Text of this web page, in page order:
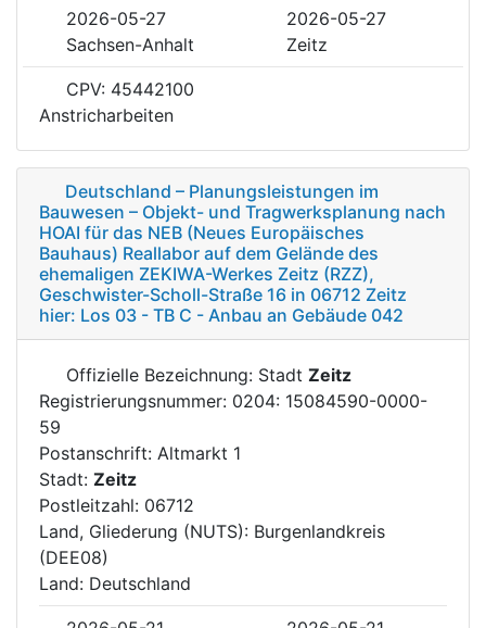
2026-05-27
2026-05-27
Sachsen-Anhalt
Zeitz
CPV: 45442100
Anstricharbeiten
Deutschland – Planungsleistungen im
Bauwesen – Objekt- und Tragwerksplanung nach
HOAI für das NEB (Neues Europäisches
Bauhaus) Reallabor auf dem Gelände des
ehemaligen ZEKIWA-Werkes Zeitz (RZZ),
Geschwister-Scholl-Straße 16 in 06712 Zeitz
hier: Los 03 - TB C - Anbau an Gebäude 042
Offizielle Bezeichnung: Stadt Zeitz
Registrierungsnummer: 0204: 15084590-0000-
59
Postanschrift: Altmarkt 1
Stadt: Zeitz
Postleitzahl: 06712
Land, Gliederung (NUTS): Burgenlandkreis
(DEE08)
Land: Deutschland